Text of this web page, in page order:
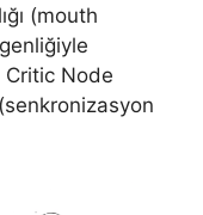
(mouth
Node
(senkronizasyon